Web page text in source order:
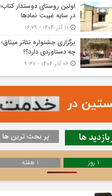
اولین روستای دوستدار کتاب؛
در سایه غیبت نمادها
برگزاری جشنواره تئاتر میثاق؛
چه دستاوردی دارد؟!
ها پر بحث ترین ها
1 روز 1 هفته